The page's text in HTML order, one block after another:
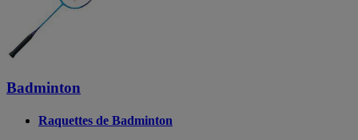
Badminton
Raquettes de Badminton